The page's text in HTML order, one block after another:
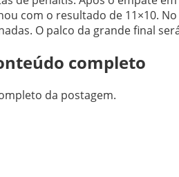
com o resultado de 11×10.
O palco da grande final
completo
da postagem.